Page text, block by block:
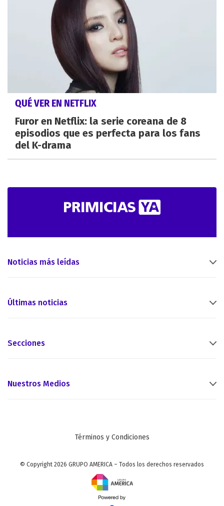
QUÉ VER EN NETFLIX
Furor en Netflix: la serie coreana de 8
episodios que es perfecta para los fans
del K-drama
Noticias más leídas
Últimas noticias
Secciones
Nuestros Medios
Términos y Condiciones
© Copyright 2026 GRUPO AMERICA – Todos los derechos reservados